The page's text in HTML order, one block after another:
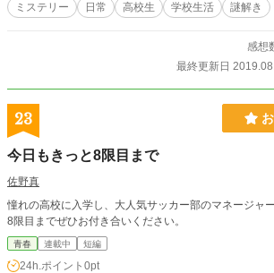
ミステリー 日常 高校生 学校生活 謎解き
感想
最終更新日
23
今日もきっと8限目まで
佐野真
憧れの高校に入学し、大人気サッカー部のマネージャ
8限目までぜひお付き合いください。
青春 連載中 短編
24h.ポイント 0pt